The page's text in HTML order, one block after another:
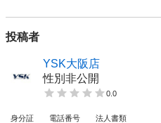
投稿者
YSK大阪店
性別非公開
0.0
身分証 電話番号 法人書類